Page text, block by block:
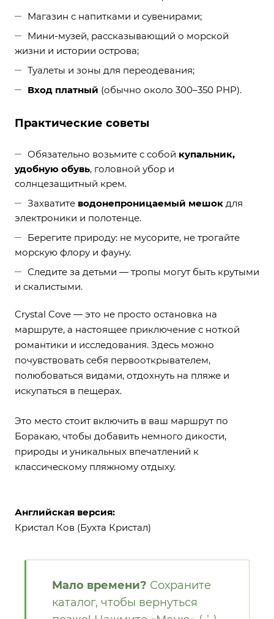
Магазин с напитками и сувенирами;
Мини-музей, рассказывающий о морской
жизни и истории острова;
Туалеты и зоны для переодевания;
Вход платный (обычно около 300–350 PHP).
Практические советы
Обязательно возьмите с собой купальник,
удобную обувь, головной убор и
солнцезащитный крем.
Захватите водонепроницаемый мешок для
электроники и полотенце.
Берегите природу: не мусорите, не трогайте
морскую флору и фауну.
Следите за детьми — тропы могут быть крутыми
и скалистыми.
Crystal Cove — это не просто остановка на
маршруте, а настоящее приключение с ноткой
романтики и исследования. Здесь можно
почувствовать себя первооткрывателем,
полюбоваться видами, отдохнуть на пляже и
искупаться в пещерах.
Это место стоит включить в ваш маршрут по
Боракаю, чтобы добавить немного дикости,
природы и уникальных впечатлений к
классическому пляжному отдыху.
Английская версия:
Кристал Ков (Бухта Кристал)
Мало времени? Сохраните
каталог, чтобы вернуться